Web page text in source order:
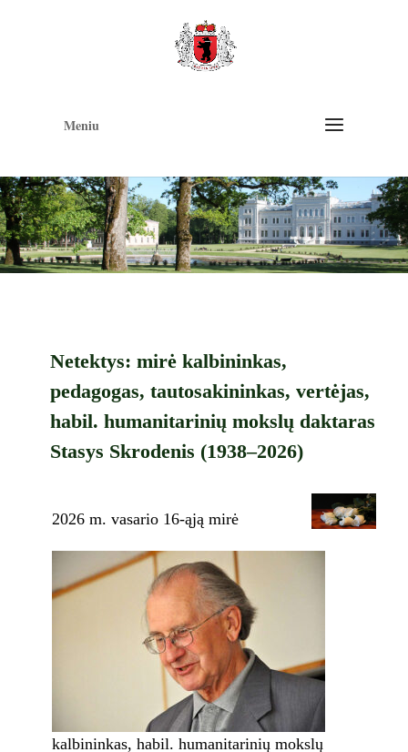
Meniu
Netektys: mirė kalbininkas,
pedagogas, tautosakininkas, vertėjas,
habil. humanitarinių mokslų daktaras
Stasys Skrodenis (1938–2026)
2026 m. vasario 16-ąją mirė
kalbininkas, habil. humanitarinių mokslų